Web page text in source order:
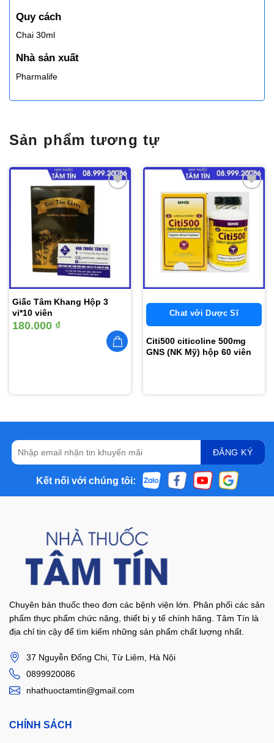
Quy cách
Chai 30ml
Nhà sản xuất
Pharmalife
Sản phẩm tương tự
Giấc Tâm Khang Hộp 3
vỉ*10 viên
180.000 ₫
Thêm
yêu
thích
Citi500 citicoline 500mg
GNS (NK Mỹ) hộp 60 viên
Chat với Dược Sĩ
Kết nối với chúng tôi:
Chuyên bán thuốc theo đơn các bệnh viện lớn. Phân phối các sản
phẩm thực phẩm chức năng, thiết bị y tế chính hãng. Tâm Tín là
địa chỉ tin cậy để tìm kiếm những sản phẩm chất lượng nhất.
37 Nguyễn Đổng Chi, Từ Liêm, Hà Nội
0899920086
nhathuoctamtin@gmail.com
CHÍNH SÁCH